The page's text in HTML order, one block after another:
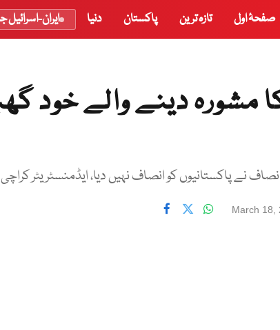
صفحۂ اول تازہ ترین پاکستان دنیا ایران-
مشورہ دینے والے خود
March 18,